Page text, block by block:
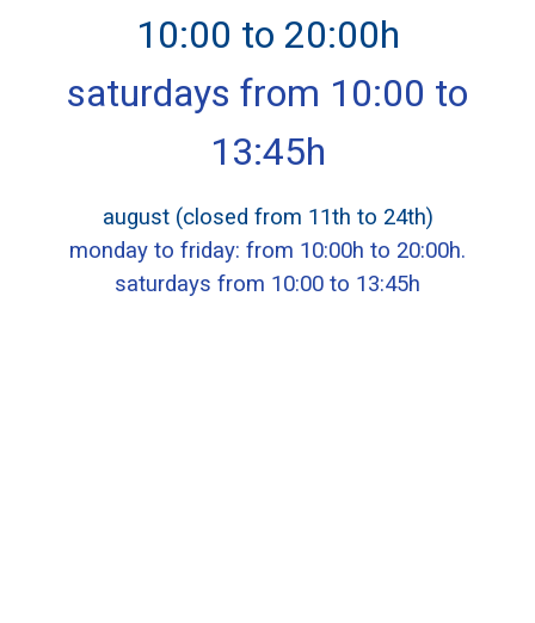
10:00 to 20:00h
saturdays from 10:00 to
13:45h
august (closed from 11th to 24th)
monday to friday: from 10:00h to 20:00h.
saturdays from 10:00 to 13:45h